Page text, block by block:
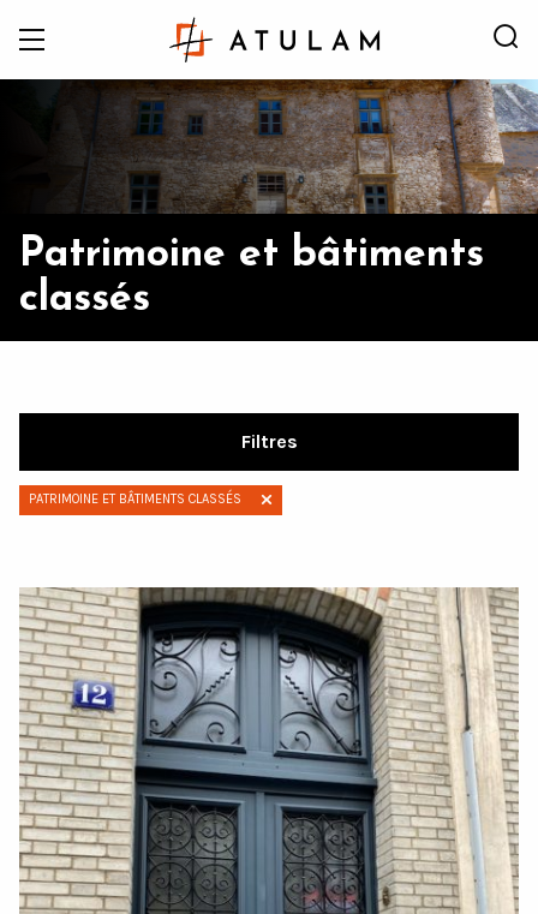
Patrimoine et bâtiments
classés
Filtres
PATRIMOINE ET BÂTIMENTS CLASSÉS